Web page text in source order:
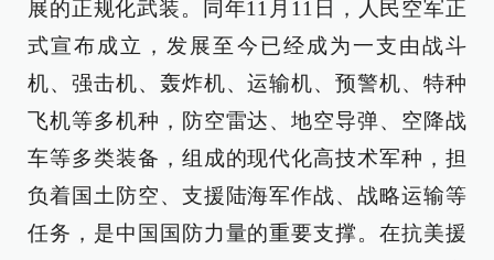
展的正规化武装。同年11月11日，人民空军正
式宣布成立，发展至今已经成为一支由战斗
机、强击机、轰炸机、运输机、预警机、特种
飞机等多机种，防空雷达、地空导弹、空降战
车等多类装备，组成的现代化高技术军种，担
负着国土防空、支援陆海军作战、战略运输等
任务，是中国国防力量的重要支撑。在抗美援